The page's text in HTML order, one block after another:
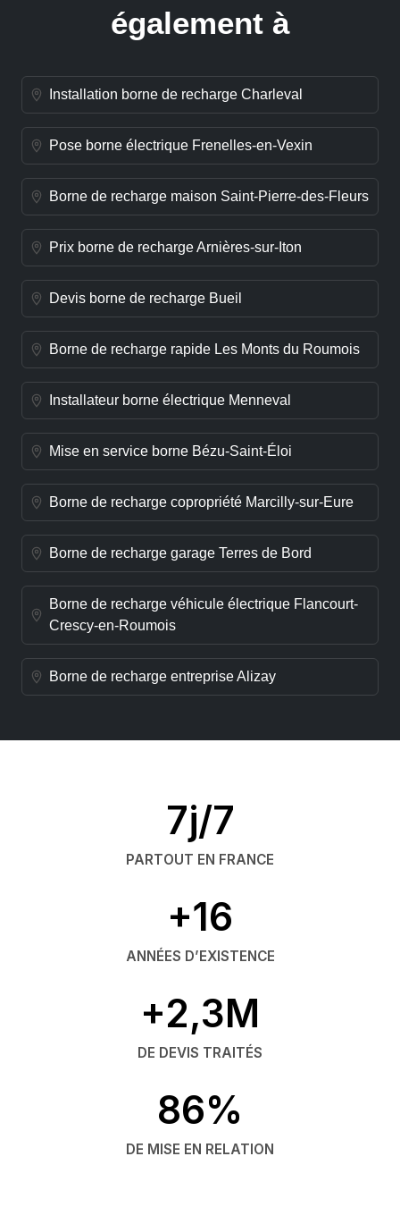
également à
Installation borne de recharge Charleval
Pose borne électrique Frenelles-en-Vexin
Borne de recharge maison Saint-Pierre-des-Fleurs
Prix borne de recharge Arnières-sur-Iton
Devis borne de recharge Bueil
Borne de recharge rapide Les Monts du Roumois
Installateur borne électrique Menneval
Mise en service borne Bézu-Saint-Éloi
Borne de recharge copropriété Marcilly-sur-Eure
Borne de recharge garage Terres de Bord
Borne de recharge véhicule électrique Flancourt-
Crescy-en-Roumois
Borne de recharge entreprise Alizay
7j/7
PARTOUT EN FRANCE
+16
ANNÉES D’EXISTENCE
+2,3M
DE DEVIS TRAITÉS
86%
DE MISE EN RELATION